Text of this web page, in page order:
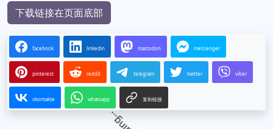
下载链接在页面底部
facebook linkedin mastodon messenger
pinterest reddit telegram twitter viber
vkontakte whatsapp 复制链接